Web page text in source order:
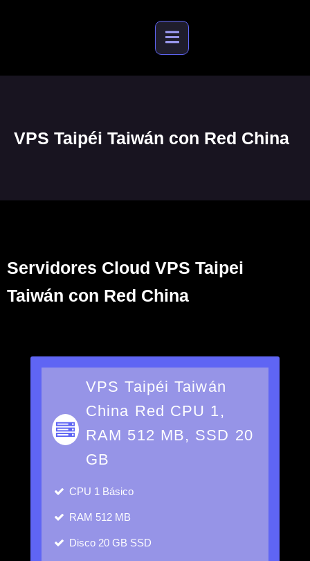
VPS Taipéi Taiwán con Red China
Servidores Cloud VPS Taipei
Taiwán con Red China
VPS Taipéi Taiwán
China Red CPU 1,
RAM 512 MB, SSD 20
GB
CPU 1 Básico
RAM 512 MB
Disco 20 GB SSD